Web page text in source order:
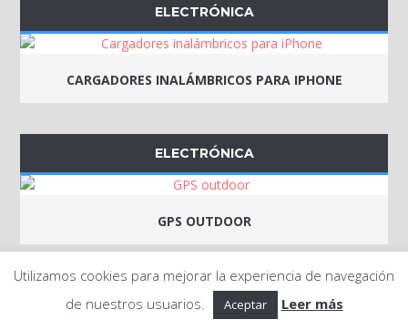
ELECTRÓNICA
CARGADORES INALÁMBRICOS PARA IPHONE
ELECTRÓNICA
GPS OUTDOOR
ELECTRÓNICA
Utilizamos cookies para mejorar la experiencia de navegación
de nuestros usuarios.
Aceptar Leer más